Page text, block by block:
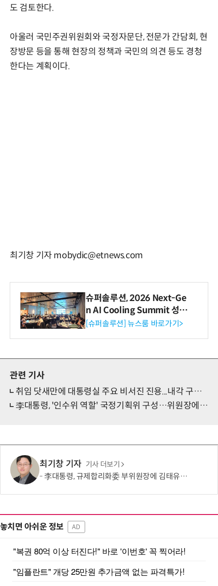
도 검토한다.
아울러 국민주권위원회와 국정자문단, 전문가 간담회, 현
장방문 등을 통해 현장의 정책과 국민의 의견 등도 경청
한다는 계획이다.
최기창 기자 mobydic@etnews.com
슈퍼솔루션, 2026 Next-Ge
n AI Cooling Summit 성황
리 성료
[슈퍼솔루션] 뉴스룸 바로가기>
관련 기사
취임 닷새만에 대통령실 주요 비서진 진용...내각 구성은 차관급부터
李대통령, '인수위 역할' 국정기획위 구성…위원장에 이한주
최기창 기자 기사 더보기
李대통령, 규제합리화委 부위원장에 김태유 서울대 공대 교수 위촉
놓치면 아쉬운 정보 AD